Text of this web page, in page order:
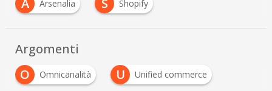
A
Arsenalia S Shopify
Argomenti
O
Omnicanalità U Unified commerce